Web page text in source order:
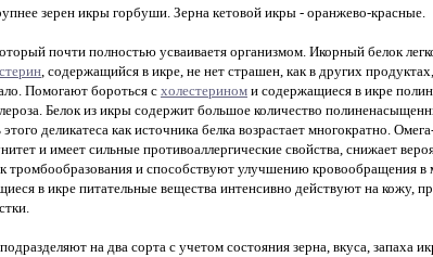
зерен икры горбуши. Зерна кетовой икры - оранжево-красные.
почти полностью усваиваетя организмом. Икорный белок
, содержащийся в икре, не нет страшен, как в других
Помогают бороться с холестерином и содержащиеся в икре
Белок из икры содержит большое количество
деликатеса как источника белка возрастает многократно.
и имеет сильные противоаллергические свойства, снижает
тромбообразования и способствуют улучшению кровообращения в
в икре питательные вещества интенсивно действуют на кожу,
на два сорта с учетом состояния зерна, вкуса, запаха